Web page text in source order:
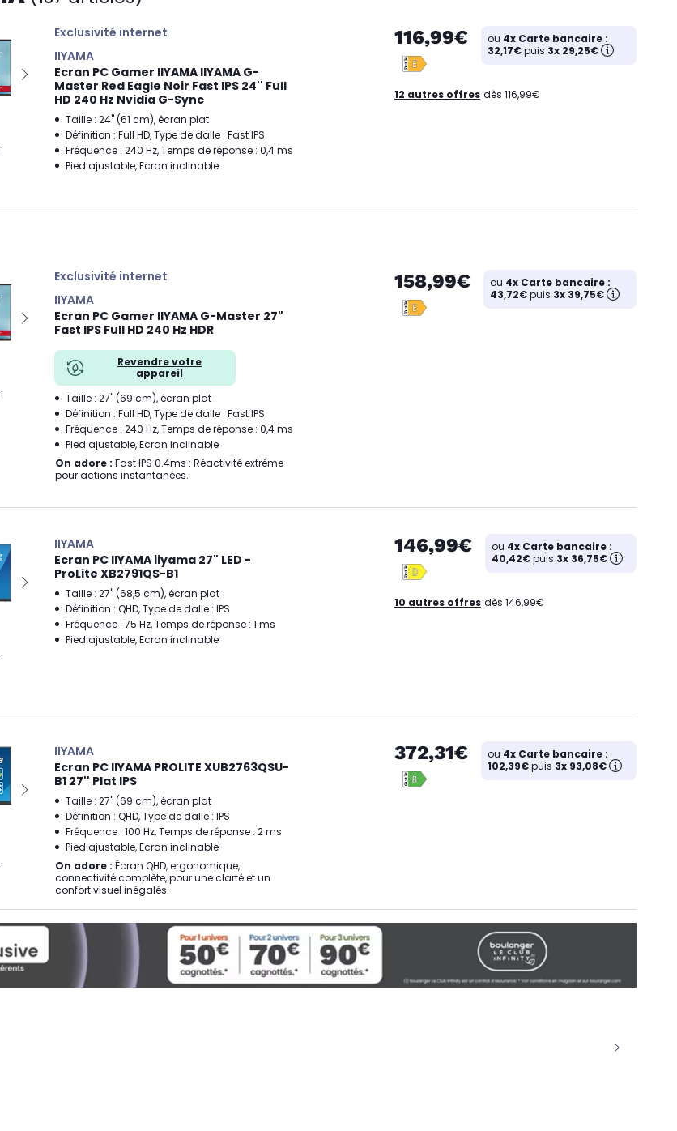
Exclusivité internet
IIYAMA
Ecran PC Gamer IIYAMA IIYAMA G-
Master Red Eagle Noir Fast IPS 24'' Full
HD 240 Hz Nvidia G-Sync
Taille : 24" (61 cm), écran plat
Définition : Full HD, Type de dalle : Fast IPS
Fréquence : 240 Hz, Temps de réponse : 0,4 ms
Pied ajustable, Ecran inclinable
116,99€ ou 4x Carte bancaire :
32,17€puis 3x 29,25€
12 autres offres dès 116,99€
Exclusivité internet
IIYAMA
Ecran PC Gamer IIYAMA G-Master 27"
Fast IPS Full HD 240 Hz HDR
Revendre votre
appareil
Taille : 27" (69 cm), écran plat
Définition : Full HD, Type de dalle : Fast IPS
Fréquence : 240 Hz, Temps de réponse : 0,4 ms
Pied ajustable, Ecran inclinable
On adore : Fast IPS 0.4ms : Réactivité extrême
pour actions instantanées.
158,99€ ou 4x Carte bancaire :
43,72€puis 3x 39,75€
IIYAMA
Ecran PC IIYAMA iiyama 27" LED -
ProLite XB2791QS-B1
Taille : 27" (68,5 cm), écran plat
Définition : QHD, Type de dalle : IPS
Fréquence : 75 Hz, Temps de réponse : 1 ms
Pied ajustable, Ecran inclinable
146,99€ ou 4x Carte bancaire :
40,42€puis 3x 36,75€
10 autres offres dès 146,99€
IIYAMA
Ecran PC IIYAMA PROLITE XUB2763QSU-
B1 27'' Plat IPS
Taille : 27" (69 cm), écran plat
Définition : QHD, Type de dalle : IPS
Fréquence : 100 Hz, Temps de réponse : 2 ms
Pied ajustable, Ecran inclinable
On adore : Écran QHD, ergonomique,
connectivité complète, pour une clarté et un
confort visuel inégalés.
372,31€ ou 4x Carte bancaire :
102,39€puis 3x 93,08€